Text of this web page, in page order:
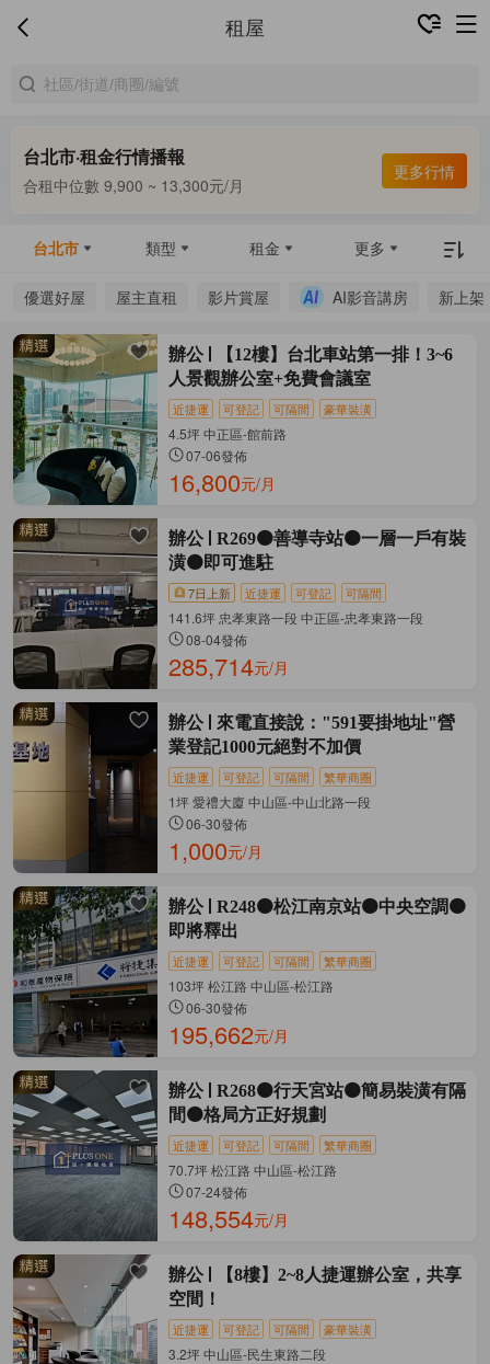
租屋
台北市·租金行情播報
合租中位數 9,900 ~ 13,300元/月
更多行情
台北市 類型 租金 更多
優選好屋 屋主直租 影片賞屋 AI影音講房 新上架
辦公
【12樓】台北車站第一排！3~6
人景觀辦公室+免費會議室
近捷運 可登記 可隔間 豪華裝潢
4.5坪 中正區-館前路
07-06發佈
16,800元/月
辦公
R269🟠善導寺站🟠一層一戶有裝
潢🟠即可進駐
7日上新 近捷運 可登記 可隔間
141.6坪 忠孝東路一段 中正區-忠孝東路一段
08-04發佈
285,714元/月
辦公
來電直接說："591要掛地址"營
業登記1000元絕對不加價
近捷運 可登記 可隔間 繁華商圈
1坪 愛禮大廈 中山區-中山北路一段
06-30發佈
1,000元/月
辦公
R248🟠松江南京站🟠中央空調🟠
即將釋出
近捷運 可登記 可隔間 繁華商圈
103坪 松江路 中山區-松江路
06-30發佈
195,662元/月
辦公
R268🟠行天宮站🟠簡易裝潢有隔
間🟠格局方正好規劃
近捷運 可登記 可隔間 繁華商圈
70.7坪 松江路 中山區-松江路
07-24發佈
148,554元/月
辦公
【8樓】2~8人捷運辦公室，共享
空間！
近捷運 可登記 可隔間 豪華裝潢
3.2坪 中山區-民生東路二段